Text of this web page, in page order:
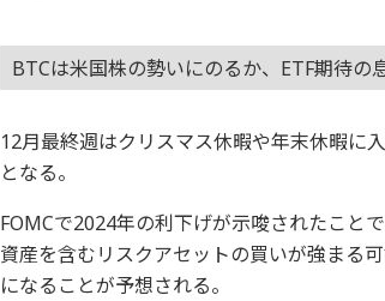
BTCは米国株の勢いにのるか、ETF期待の
12月最終週はクリスマス休暇や年末休暇に
となる。
FOMCで2024年の利下げが示唆されたこと
資産を含むリスクアセットの買いが強まる
になることが予想される。